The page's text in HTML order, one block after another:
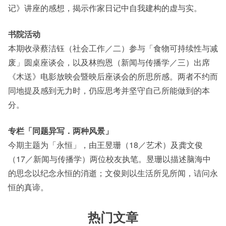
记》讲座的感想，揭示作家日记中自我建构的虚与实。
书院活动
本期收录蔡洁钰（社会工作／二）参与「食物可持续性与减
废」圆桌座谈会，以及林煦恩（新闻与传播学／三）出席
《木送》电影放映会暨映后座谈会的所思所感。两者不约而
同地提及感到无力时，仍应思考并坚守自己所能做到的本
分。
专栏「同题异写．两种风景」
今期主题为「永恒」，由王昱珊（18／艺术）及龚文俊
（17／新闻与传播学）两位校友执笔。昱珊以描述脑海中
的思念以纪念永恒的消逝；文俊则以生活所见所闻，诘问永
恒的真谛。
热门文章